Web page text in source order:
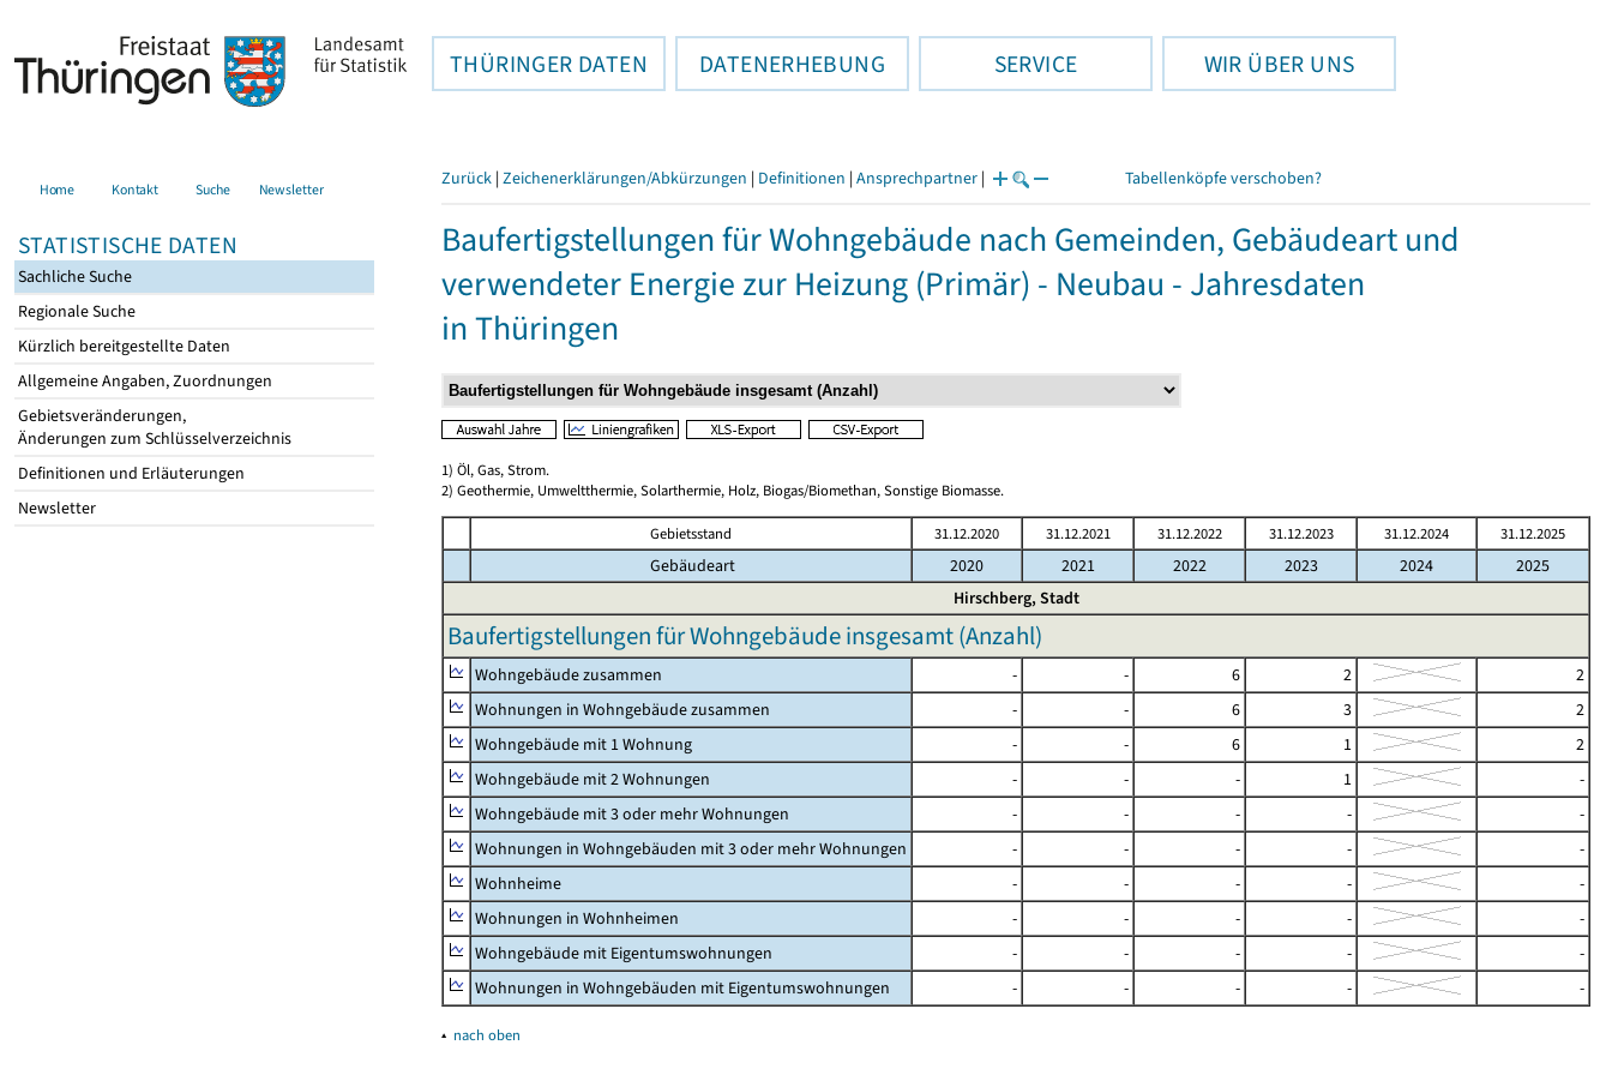
THÜRINGER DATEN DATENERHEBUNG SERVICE WIR ÜBER UNS
Home Kontakt Suche Newsletter
STATISTISCHE DATEN
Sachliche Suche
Regionale Suche
Kürzlich bereitgestellte Daten
Allgemeine Angaben, Zuordnungen
Gebietsveränderungen,
Änderungen zum Schlüsselverzeichnis
Definitionen und Erläuterungen
Newsletter
Zurück | Zeichenerklärungen/Abkürzungen | Definitionen | Ansprechpartner | Tabellenköpfe verschoben?
Baufertigstellungen für Wohngebäude nach Gemeinden, Gebäudeart und
verwendeter Energie zur Heizung (Primär) - Neubau - Jahresdaten
in Thüringen
1) Öl, Gas, Strom.
2) Geothermie, Umweltthermie, Solarthermie, Holz, Biogas/Biomethan, Sonstige Biomasse.
Gebietsstand 31.12.2020 31.12.2021 31.12.2022 31.12.2023 31.12.2024 31.12.2025
Gebäudeart 2020 2021 2022 2023 2024
2025
Hirschberg, Stadt
Baufertigstellungen für Wohngebäude insgesamt (Anzahl)
Wohngebäude zusammen - - 6 2
2
Wohnungen in Wohngebäude zusammen
- - 6 3
2
Wohngebäude mit 1 Wohnung
- - 6 1
2
Wohngebäude mit 2 Wohnungen
- - - 1
-
Wohngebäude mit 3 oder mehr Wohnungen
- - - -
-
Wohnungen in Wohngebäuden mit 3 oder mehr Wohnungen
- - - -
-
Wohnheime
- - - -
-
Wohnungen in Wohnheimen
- - - -
-
Wohngebäude mit Eigentumswohnungen
- - - -
-
Wohnungen in Wohngebäuden mit Eigentumswohnungen
- - - - -
▴ nach oben